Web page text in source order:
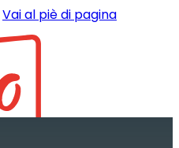
Vai al piè di pagina